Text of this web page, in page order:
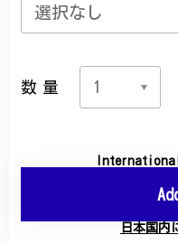
数量
日本国内